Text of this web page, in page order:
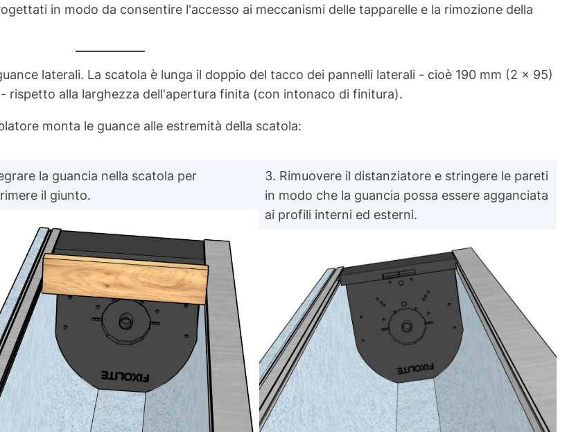
in modo da consentire l'accesso ai meccanismi delle tapparelle e la rimozione della
laterali. La scatola è lunga il doppio del tacco dei pannelli laterali - cioè 190 mm (2 x 95)
rispetto alla larghezza dell'apertura finita (con intonaco di finitura).
monta le guance alle estremità della scatola:
la guancia nella scatola per
il giunto.
3. Rimuovere il distanziatore e stringere le pareti
in modo che la guancia possa essere agganciata
ai profili interni ed esterni.